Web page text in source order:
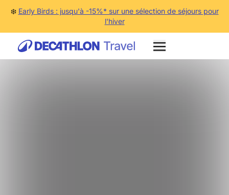
❄️ Early Birds : jusqu'à -15%* sur une sélection de séjours pour
l'hiver